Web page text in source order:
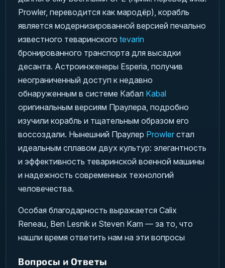
Prowler, переводится как мародёр) , корабль
является модернизированной версией печально
известного теваринскогоtevarin
бронированного транспорта для высадки
десанта. Астроинженеры Esperia, получив
неограниченный доступ к недавно
обнаруженным в системе Кабал Kabal
оригинальным версиям Праулера, подробно
изучили корабль и тщательным образом его
воссоздали. Нынешний Праулер Prowler стал
идеальным сплавом двух культур: элегантность
и эффективность теваринской военной машины
и надежность современных технологий
человечества.
Особая благодарность выражается Calix
Reneau, Ben Lesnik и Steven Kam — за то, что
нашли время ответить нам на эти вопросы
Вопросы и Ответы